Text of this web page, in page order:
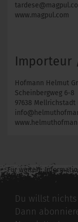
www.magpul.com
Importeur
Hofmann Helmut
Scheinbergweg 6-8
97638 Mellrichstadt
Für weitere
zu diesem Artikel.
Du willst nichts
Dann